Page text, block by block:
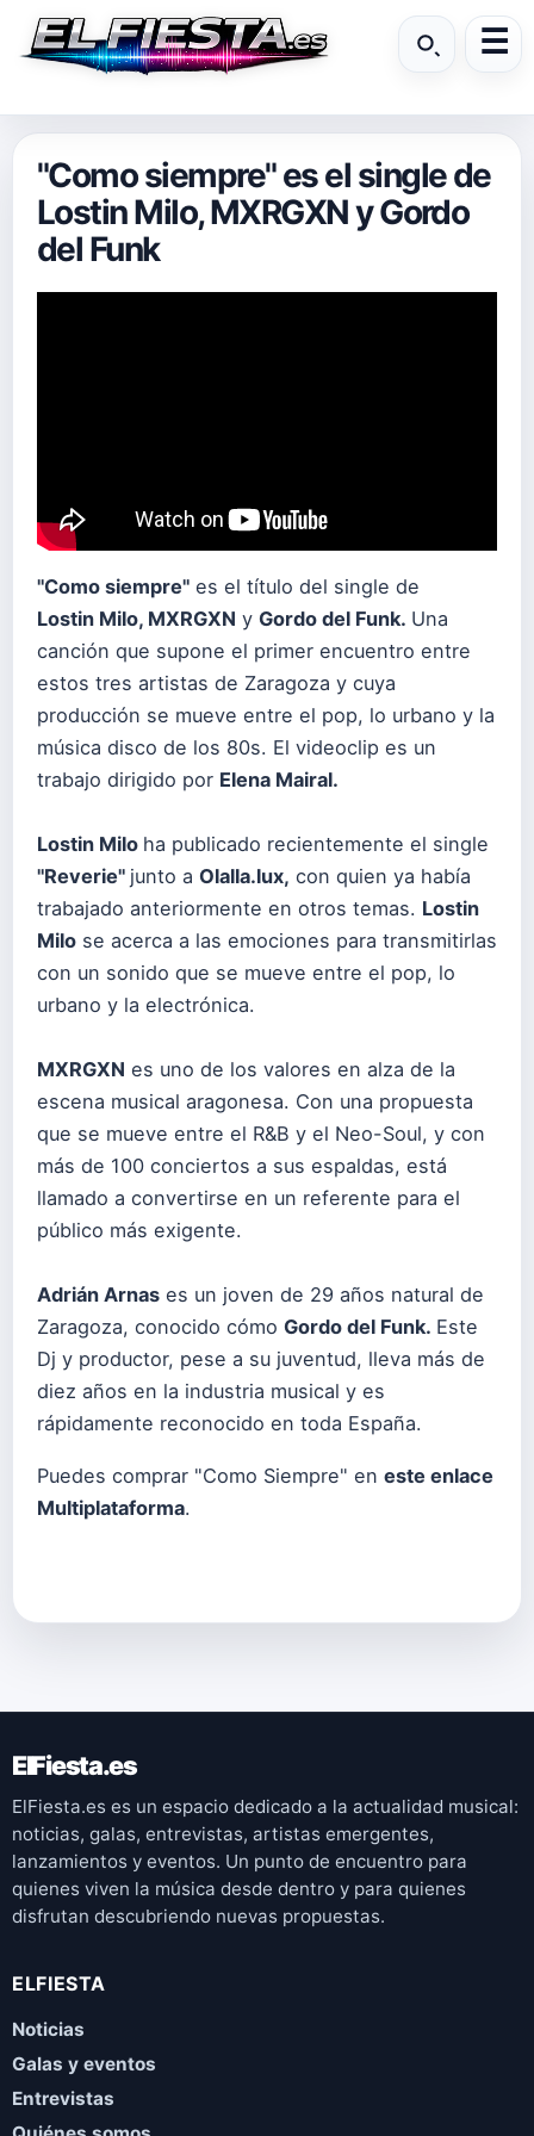
"Como siempre" es el single de
Lostin Milo, MXRGXN y Gordo
del Funk
"Como siempre" es el título del single de
Lostin Milo, MXRGXN y Gordo del Funk. Una
canción que supone el primer encuentro entre
estos tres artistas de Zaragoza y cuya
producción se mueve entre el pop, lo urbano y la
música disco de los 80s. El videoclip es un
trabajo dirigido por Elena Mairal.
Lostin Milo ha publicado recientemente el single
"Reverie" junto a Olalla.lux, con quien ya había
trabajado anteriormente en otros temas. Lostin
Milo se acerca a las emociones para transmitirlas
con un sonido que se mueve entre el pop, lo
urbano y la electrónica.
MXRGXN es uno de los valores en alza de la
escena musical aragonesa. Con una propuesta
que se mueve entre el R&B y el Neo-Soul, y con
más de 100 conciertos a sus espaldas, está
llamado a convertirse en un referente para el
público más exigente.
Adrián Arnas es un joven de 29 años natural de
Zaragoza, conocido cómo Gordo del Funk. Este
Dj y productor, pese a su juventud, lleva más de
diez años en la industria musical y es
rápidamente reconocido en toda España.
Puedes comprar "Como Siempre" en este enlace
Multiplataforma.
ElFiesta.es
ElFiesta.es es un espacio dedicado a la actualidad musical:
noticias, galas, entrevistas, artistas emergentes,
lanzamientos y eventos. Un punto de encuentro para
quienes viven la música desde dentro y para quienes
disfrutan descubriendo nuevas propuestas.
ELFIESTA
Noticias
Galas y eventos
Entrevistas